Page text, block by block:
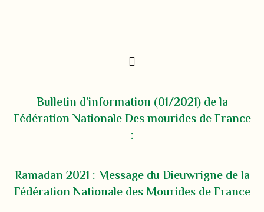
Bulletin d’information (01/2021) de la
Fédération Nationale Des mourides de France
:
Ramadan 2021 : Message du Dieuwrigne de la
Fédération Nationale des Mourides de France